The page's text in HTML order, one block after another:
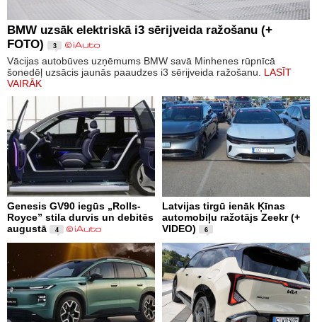
BMW uzsāk elektriskā i3 sērijveida ražošanu (+
FOTO)
3
Vācijas autobūves uzņēmums BMW savā Minhenes rūpnīcā
šonedēļ uzsācis jaunās paaudzes i3 sērijveida ražošanu. LASĪT
VAIRĀK
Genesis GV90 iegūs „Rolls-
Royce” stila durvis un debitēs
augustā
4
Latvijas tirgū ienāk Ķīnas
automobiļu ražotājs Zeekr (+
VIDEO)
6